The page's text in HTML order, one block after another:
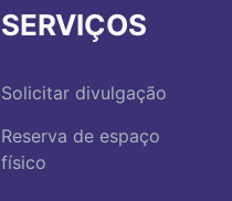
SERVIÇOS
Solicitar divulgação
Reserva de espaço
físico